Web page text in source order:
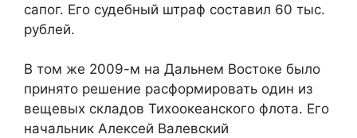
сапог. Его судебный штраф составил 60 тыс.
рублей.
В том же 2009-м на Дальнем Востоке было
принято решение расформировать один из
вещевых складов Тихоокеанского флота. Его
начальник Алексей Валевский